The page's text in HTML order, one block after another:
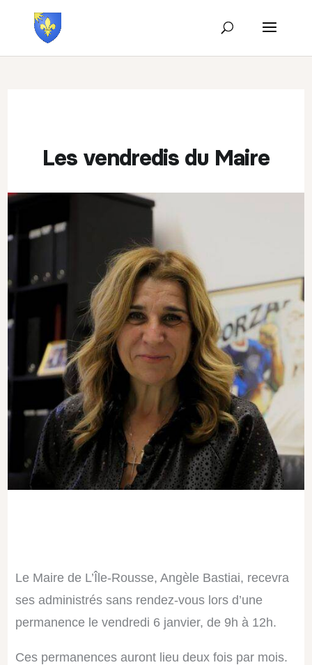
Les vendredis du Maire
Le Maire de L’Île-Rousse, Angèle Bastiai, recevra
ses administrés sans rendez-vous lors d’une
permanence le vendredi 6 janvier, de 9h à 12h.
Ces permanences auront lieu deux fois par mois.